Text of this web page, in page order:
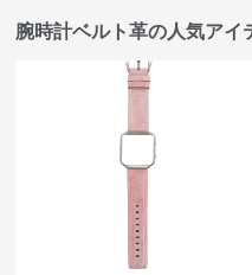
腕時計ベルト革の人気アイ